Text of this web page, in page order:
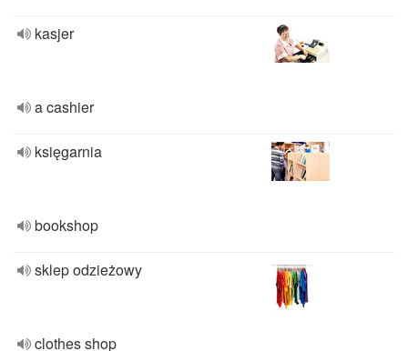
kasjer
a cashier
księgarnia
bookshop
sklep odzieżowy
clothes shop